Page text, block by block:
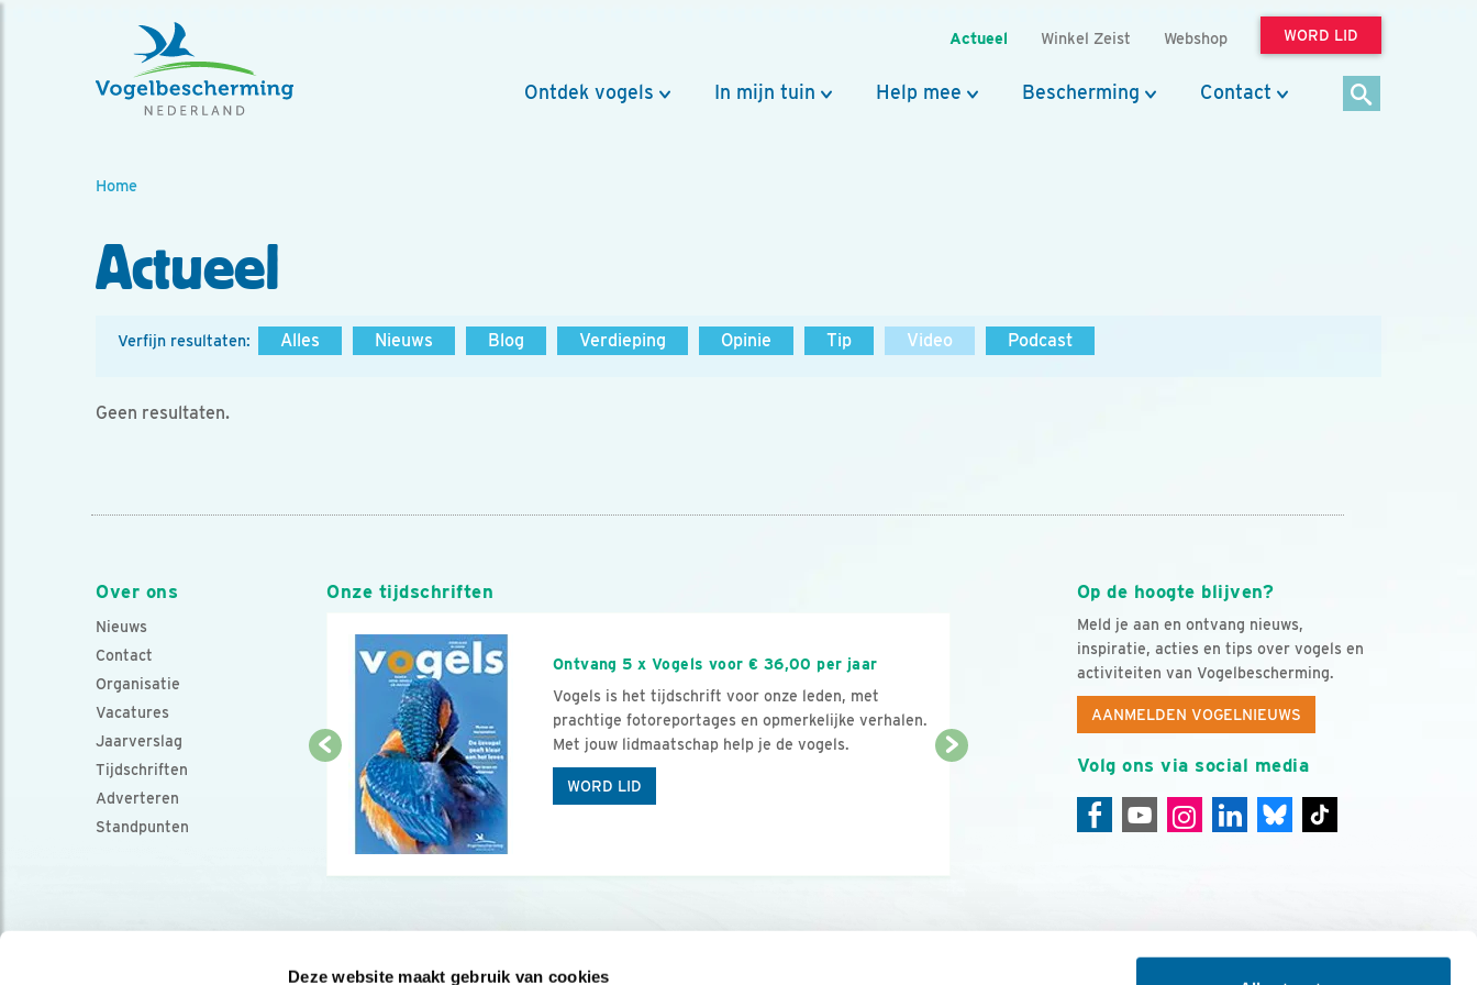
Deze website maakt gebruik van cookies
Actueel Winkel Zeist Webshop WORD LID
Ontdek vogels In mijn tuin Help mee Bescherming Contact
Home
Actueel
Verfijn resultaten: Alles Nieuws Blog Verdieping Opinie Tip Video Podcast
Geen resultaten.
Over ons
Nieuws
Contact
Organisatie
Vacatures
Jaarverslag
Tijdschriften
Adverteren
Standpunten
Op de hoogte blijven?
Meld je aan en ontvang nieuws,
inspiratie, acties en tips over vogels en
activiteiten van Vogelbescherming.
AANMELDEN VOGELNIEUWS
Volg ons via social media
Onze tijdschriften
Ontvang 5 x Vogels voor € 36,00 per jaar
Vogels is het tijdschrift voor onze leden, met
prachtige fotoreportages en opmerkelijke verhalen.
Met jouw lidmaatschap help je de vogels.
WORD LID